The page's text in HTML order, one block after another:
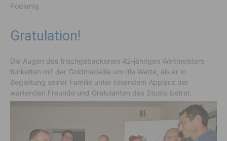
Podlanig.
Gratulation!
Die Augen des frischgebackenen 42-jährigen Weltmeisters
funkelten mit der Goldmedaille um die Wette, als er in
Begleitung seiner Familie unter tosendem Applaus der
wartenden Freunde und Gratulanten das Studio betrat.